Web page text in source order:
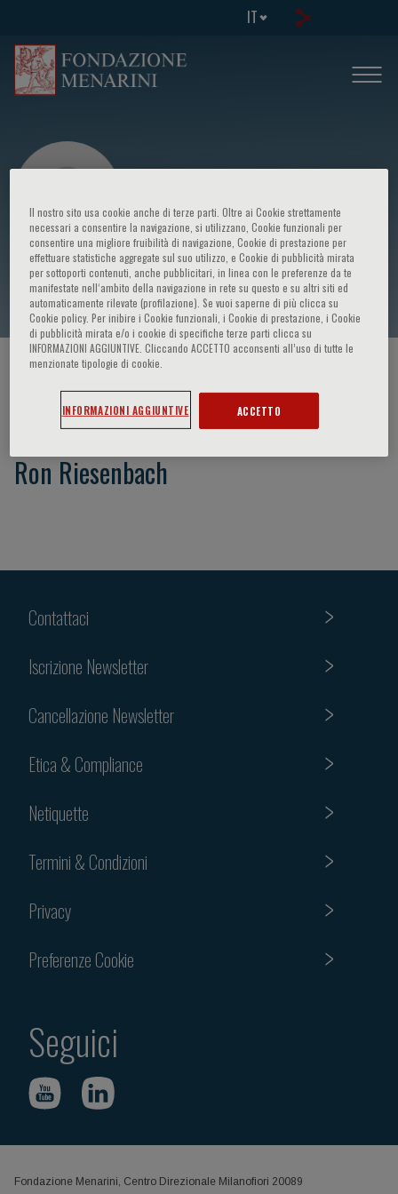
IT
Ron Riesenbach
HOME PAGE / CORSI ED EVENTI
Ron Riesenbach
Contattaci
Iscrizione Newsletter
Cancellazione Newsletter
Etica & Compliance
Netiquette
Termini & Condizioni
Privacy
Preferenze Cookie
Seguici
Fondazione Menarini, Centro Direzionale Milanofiori 20089
Il nostro sito usa cookie anche di terze parti. Oltre ai Cookie strettamente
necessari a consentire la navigazione, si utilizzano, Cookie funzionali per
consentire una migliore fruibilità di navigazione, Cookie di prestazione per
effettuare statistiche aggregate sul suo utilizzo, e Cookie di pubblicità mirata
per sottoporti contenuti, anche pubblicitari, in linea con le preferenze da te
manifestate nell‘ambito della navigazione in rete su questo e su altri siti ed
automaticamente rilevate (profilazione). Se vuoi saperne di più clicca su
Cookie policy. Per inibire i Cookie funzionali, i Cookie di prestazione, i Cookie
di pubblicità mirata e/o i cookie di specifiche terze parti clicca su
INFORMAZIONI AGGIUNTIVE. Cliccando ACCETTO acconsenti all’uso di tutte le
menzionate tipologie di cookie.
INFORMAZIONI AGGIUNTIVE ACCETTO